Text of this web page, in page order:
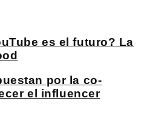
es el futuro? La
por la co-
el influencer